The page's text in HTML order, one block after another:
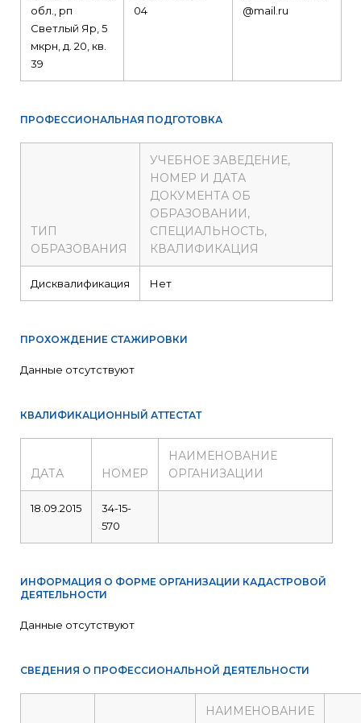
обл., рп
Светлый Яр, 5
мкрн, д. 20, кв.
39
04
@mail.ru
ПРОФЕССИОНАЛЬНАЯ ПОДГОТОВКА
ТИП
ОБРАЗОВАНИЯ
УЧЕБНОЕ ЗАВЕДЕНИЕ,
НОМЕР И ДАТА
ДОКУМЕНТА ОБ
ОБРАЗОВАНИИ,
СПЕЦИАЛЬНОСТЬ,
КВАЛИФИКАЦИЯ
Дисквалификация Нет
ПРОХОЖДЕНИЕ СТАЖИРОВКИ
Данные отсутствуют
КВАЛИФИКАЦИОННЫЙ АТТЕСТАТ
ДАТА НОМЕР
НАИМЕНОВАНИЕ
ОРГАНИЗАЦИИ
18.09.2015
34-15-
570
ИНФОРМАЦИЯ О ФОРМЕ ОРГАНИЗАЦИИ КАДАСТРОВОЙ
ДЕЯТЕЛЬНОСТИ
Данные отсутствуют
СВЕДЕНИЯ О ПРОФЕССИОНАЛЬНОЙ ДЕЯТЕЛЬНОСТИ
НАИМЕНОВАНИЕ